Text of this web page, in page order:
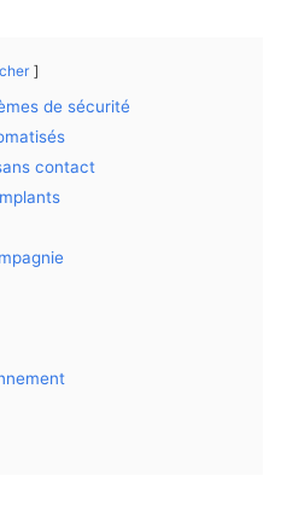
de sécurité
contact